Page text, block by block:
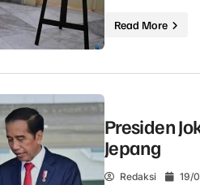
Read More
Presiden
Jepang
Redaksi 19/